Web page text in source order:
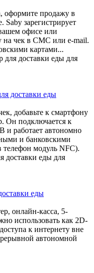
оформите продажу в
зарегистрирует
офисе или
на чек в СМС или e-mail.
картами...
доставки еды
добавьте к смартфону
Он подключается к
и работает автономно
и банковскими
телефон модуль NFC).
еды
онлайн-касса, 5-
использовать как 2D-
к интернету вне
автономной